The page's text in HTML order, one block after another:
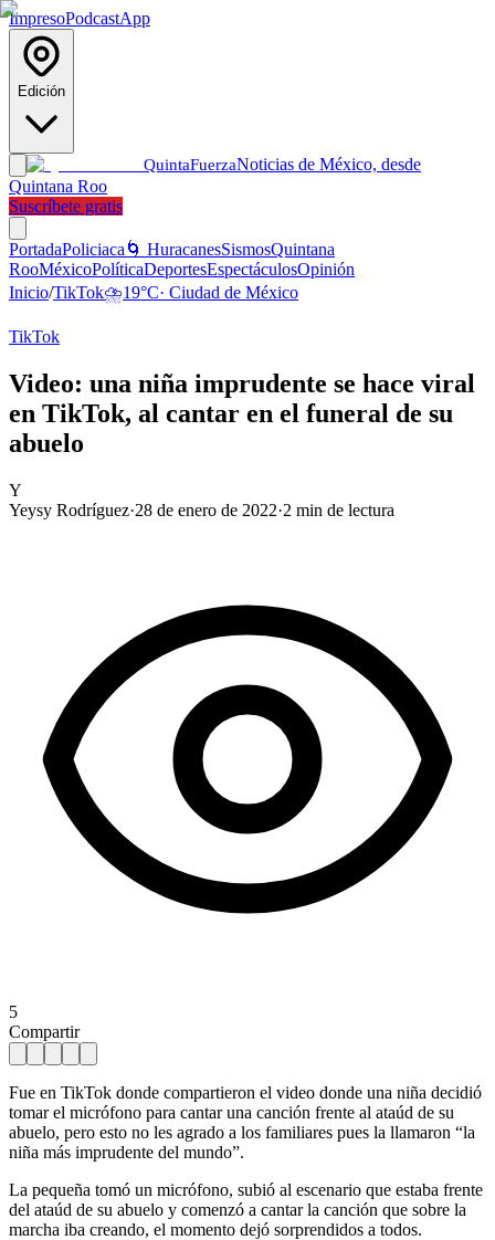
ImpresoPodcastApp
Edición
QuintaFuerzaNoticias de México, desde
Quintana Roo
Suscríbete gratis
PortadaPoliciaca 🌀 HuracanesSismosQuintana
RooMéxicoPolíticaDeportesEspectáculosOpinión
Inicio/TikTok⛈️19°C· Ciudad de México
TikTok
Video: una niña imprudente se hace viral
en TikTok, al cantar en el funeral de su
abuelo
Y
Yeysy Rodríguez·28 de enero de 2022·2 min de lectura
5
Compartir
Fue en TikTok donde compartieron el video donde una niña decidió
tomar el micrófono para cantar una canción frente al ataúd de su
abuelo, pero esto no les agrado a los familiares pues la llamaron “la
niña más imprudente del mundo”.
La pequeña tomó un micrófono, subió al escenario que estaba frente
del ataúd de su abuelo y comenzó a cantar la canción que sobre la
marcha iba creando, el momento dejó sorprendidos a todos.